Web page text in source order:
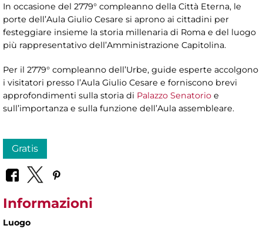
In occasione del 2779° compleanno della Città Eterna, le
porte dell’Aula Giulio Cesare si aprono ai cittadini per
festeggiare insieme la storia millenaria di Roma e del luogo
più rappresentativo dell’Amministrazione Capitolina.
Per il 2779° compleanno dell’Urbe, guide esperte accolgono
i visitatori presso l’Aula Giulio Cesare e forniscono brevi
approfondimenti sulla storia di Palazzo Senatorio e
sull’importanza e sulla funzione dell’Aula assembleare.
Gratis
Informazioni
Luogo